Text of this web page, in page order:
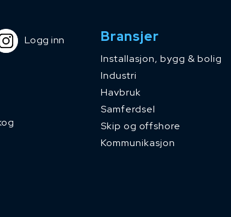
Logg inn Bransjer
Installasjon, bygg & bolig
Industri
Havbruk
Samferdsel
Skip og offshore
Kommunikasjon